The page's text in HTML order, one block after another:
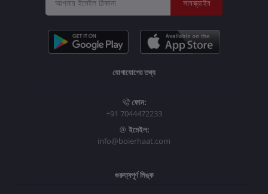
সাবস্ক্রাইব
যোগাযোগের তথ্য
ফোন:
+91 7044472233
ইমেইল:
info@boierhaat.com
গুরুত্বপূর্ণ লিঙ্ক